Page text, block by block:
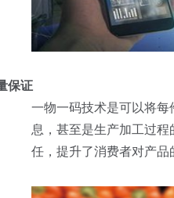
保证
一物一码技术是可以将
息，甚至是生产加工过
任，提升了消费者对产品